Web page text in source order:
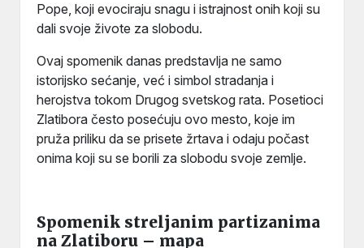
Pope, koji evociraju snagu i istrajnost onih koji su
dali svoje živote za slobodu.
Ovaj spomenik danas predstavlja ne samo
istorijsko sećanje, već i simbol stradanja i
herojstva tokom Drugog svetskog rata. Posetioci
Zlatibora često posećuju ovo mesto, koje im
pruža priliku da se prisete žrtava i odaju počast
onima koji su se borili za slobodu svoje zemlje.
Spomenik streljanim partizanima
na Zlatiboru – mapa